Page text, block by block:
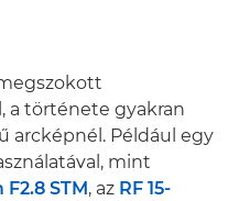
a története gyakran
arcképnél. Például egy
mint
STM, az RF 15-